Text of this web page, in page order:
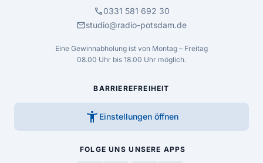
call0331 581 692 30
mailstudio@radio-potsdam.de
Eine Gewinnabholung ist von Montag – Freitag
08.00 Uhr bis 18.00 Uhr möglich.
BARRIEREFREIHEIT
accessibility_new Einstellungen öffnen
FOLGE UNS UNSERE APPS